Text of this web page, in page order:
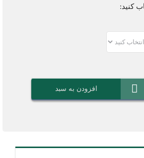
کنید:
افزودن به سبد